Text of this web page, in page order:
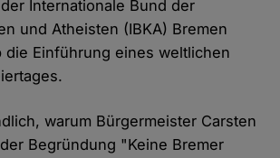
Internationale Bund der
und Atheisten (IBKA) Bremen
die Einführung eines weltlichen
warum Bürgermeister Carsten
Begründung "Keine Bremer